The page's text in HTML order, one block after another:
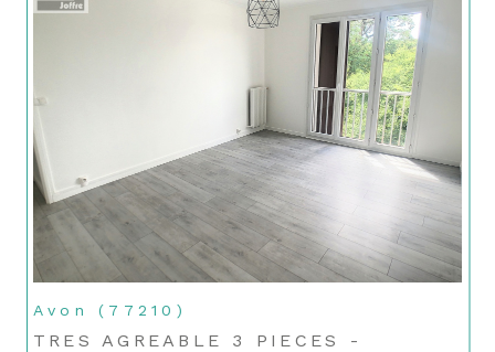
Avon (77210)
TRES AGREABLE 3 PIECES -